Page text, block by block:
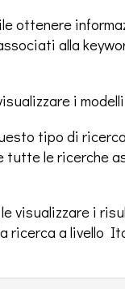
ottenere
alla
i
tipo di
tutte le ricerche
visualizzare i
ricerca a livello